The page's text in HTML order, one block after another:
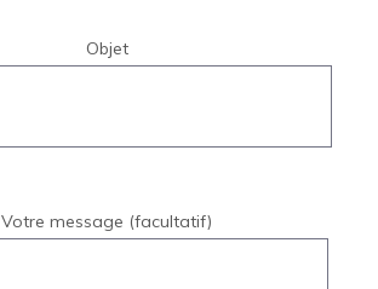
Objet
Votre message (facultatif)